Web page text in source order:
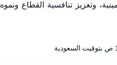
وتعزيز تنافسية القطاع ونموه